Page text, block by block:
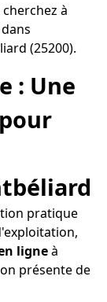
à
(25200).
: Une
pratique
ligneà
présente de